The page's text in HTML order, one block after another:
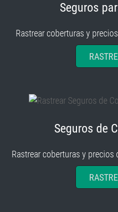
Seguros
Rastrear coberturas y
Seguros de
Rastrear coberturas y